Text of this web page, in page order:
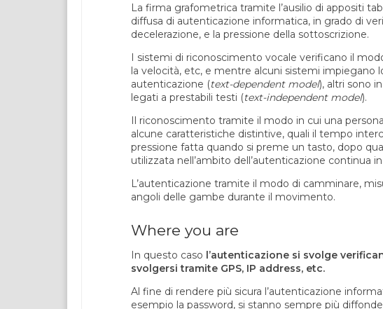
La firma grafometrica tramite l’ausilio di appositi
diffusa di autenticazione informatica, in grado di
decelerazione, e la pressione della sottoscrizione.
I sistemi di riconoscimento vocale verificano il
la velocità, etc, e mentre alcuni sistemi impiegano
autenticazione (text-dependent model), altri sono
legati a prestabili testi (text-independent model).
Il riconoscimento tramite il modo in cui una
alcune caratteristiche distintive, quali il tempo
pressione fatta quando si preme un tasto, dopo
utilizzata nell’ambito dell’autenticazione continua
L’autenticazione tramite il modo di camminare,
angoli delle gambe durante il movimento.
Where you are
In questo caso l’autenticazione si svolge
svolgersi tramite GPS, IP address, etc.
Al fine di rendere più sicura l’autenticazione
esempio la password, si stanno sempre più